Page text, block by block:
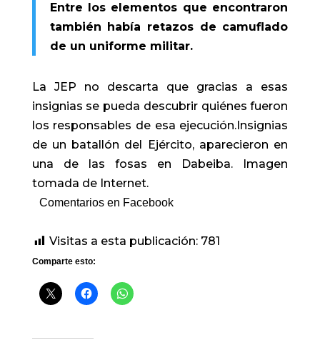
Entre los elementos que encontraron
también había retazos de camuflado
de un uniforme militar.
La JEP no descarta que gracias a esas
insignias se pueda descubrir quiénes fueron
los responsables de esa ejecución.Insignias
de un batallón del Ejército, aparecieron en
una de las fosas en Dabeiba. Imagen
tomada de Internet.
Comentarios en Facebook
Visitas a esta publicación: 781
Comparte esto: